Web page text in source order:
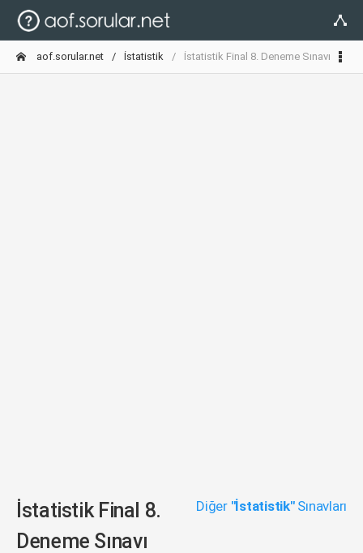
aof.sorular.net İstatistik İstatistik Final 8. Deneme Sınavı
İstatistik Final 8.
Deneme Sınavı
Diğer "İstatistik"Sınavları